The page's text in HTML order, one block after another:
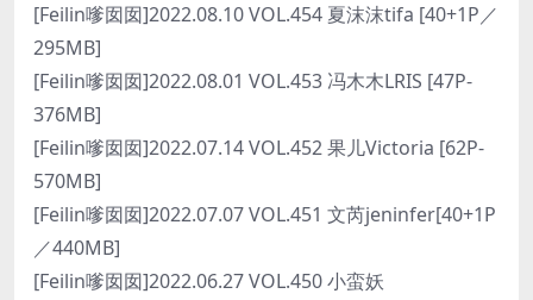
[Feilin嗲囡囡]2022.08.10 VOL.454 夏沫沫tifa [40+1P／
295MB]
[Feilin嗲囡囡]2022.08.01 VOL.453 冯木木LRIS [47P-
376MB]
[Feilin嗲囡囡]2022.07.14 VOL.452 果儿Victoria [62P-
570MB]
[Feilin嗲囡囡]2022.07.07 VOL.451 文芮jeninfer[40+1P
／440MB]
[Feilin嗲囡囡]2022.06.27 VOL.450 小蛮妖